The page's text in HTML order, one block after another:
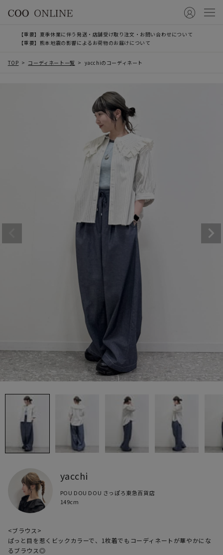
【重要】夏季休業に伴う発送・店舗受け取り注文・お問い合わせについて
【重要】熊本地震の影響によるお荷物のお届けについて
TOP コーディネート一覧 yacchiのコーディネート
yacchi
POU DOU DOU さっぽろ東急百貨店
149cm
<ブラウス>
ぱっと目を惹くビックカラーで、1枚着でもコーディネートが華やかにな
るブラウス◎